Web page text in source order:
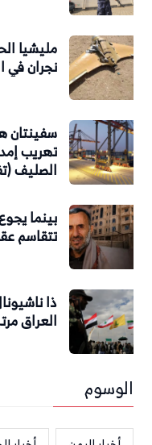
مليشيا
نجران في
سفينتان
تهريب
الصليف
بينما
تتقاسم
ذا
العراق
الوسوم